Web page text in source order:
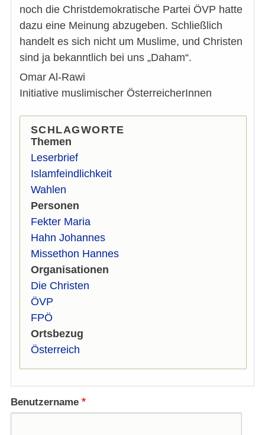
noch die Christdemokratische Partei ÖVP hatte
dazu eine Meinung abzugeben. Schließlich
handelt es sich nicht um Muslime, und Christen
sind ja bekanntlich bei uns „Daham“.
Omar Al-Rawi
Initiative muslimischer ÖsterreicherInnen
SCHLAGWORTE
Themen
Leserbrief
Islamfeindlichkeit
Wahlen
Personen
Fekter Maria
Hahn Johannes
Missethon Hannes
Organisationen
Die Christen
ÖVP
FPÖ
Ortsbezug
Österreich
Benutzername